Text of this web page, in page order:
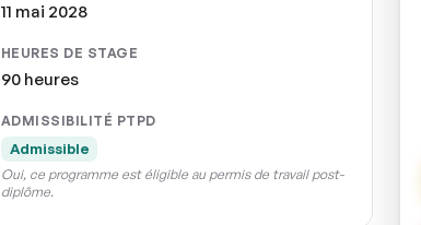
11 mai 2028
HEURES DE STAGE
90 heures
ADMISSIBILITÉ PTPD
Admissible
Oui, ce programme est éligible au permis de travail post-
diplôme.